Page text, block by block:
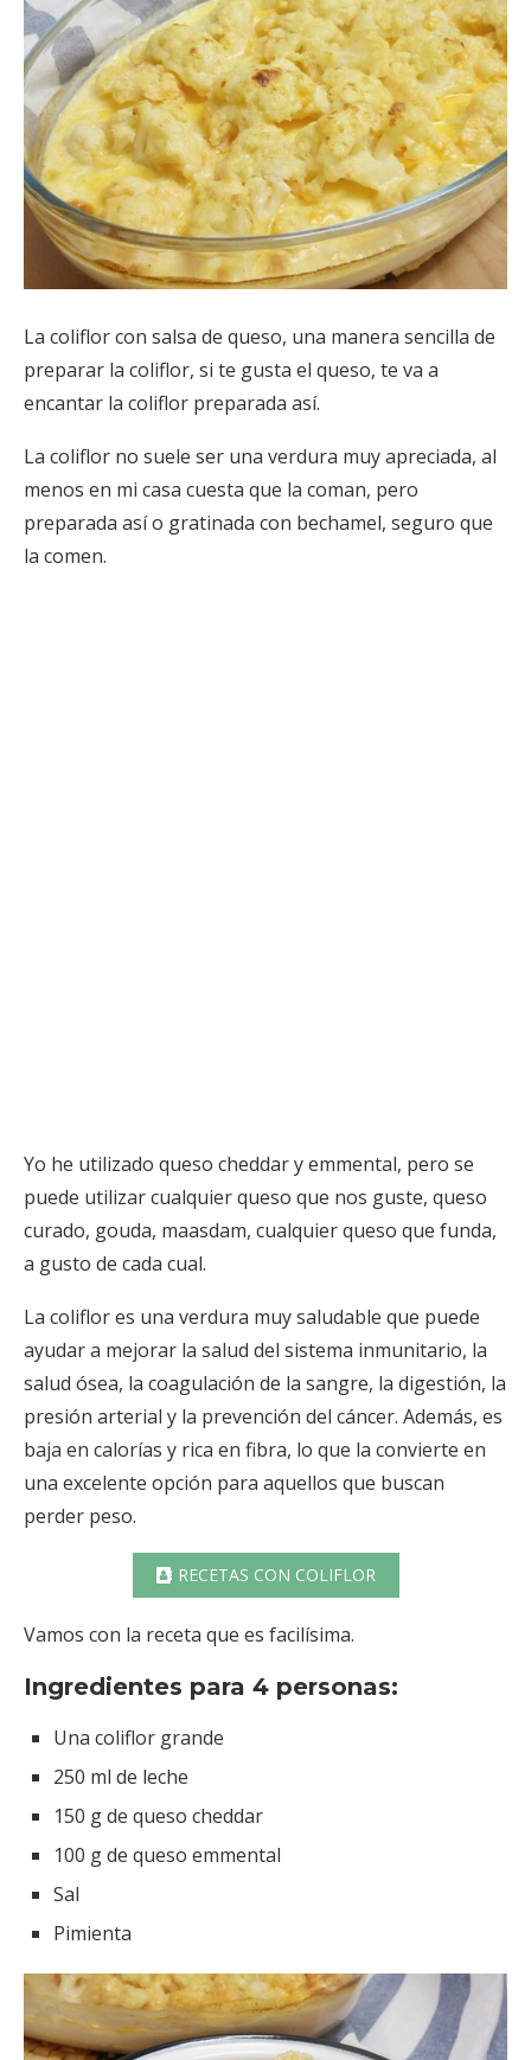
La coliflor con salsa de queso, una manera sencilla de
preparar la coliflor, si te gusta el queso, te va a
encantar la coliflor preparada así.
La coliflor no suele ser una verdura muy apreciada, al
menos en mi casa cuesta que la coman, pero
preparada así o gratinada con bechamel, seguro que
la comen.
Yo he utilizado queso cheddar y emmental, pero se
puede utilizar cualquier queso que nos guste, queso
curado, gouda, maasdam, cualquier queso que funda,
a gusto de cada cual.
La coliflor es una verdura muy saludable que puede
ayudar a mejorar la salud del sistema inmunitario, la
salud ósea, la coagulación de la sangre, la digestión, la
presión arterial y la prevención del cáncer. Además, es
baja en calorías y rica en fibra, lo que la convierte en
una excelente opción para aquellos que buscan
perder peso.
RECETAS CON COLIFLOR
Vamos con la receta que es facilísima.
Ingredientes para 4 personas:
Una coliflor grande
250 ml de leche
150 g de queso cheddar
100 g de queso emmental
Sal
Pimienta